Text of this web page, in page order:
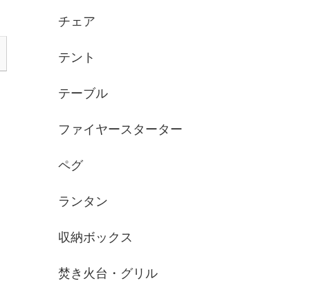
チェア
テント
テーブル
ファイヤースターター
ペグ
ランタン
収納ボックス
焚き火台・グリル